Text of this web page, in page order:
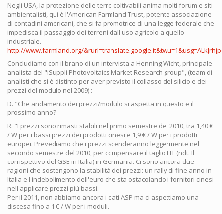
Negli USA, la protezione delle terre coltivabili anima molti forum e siti
ambientalisti, qui è l'American Farmland Trust, potente associazione
di contadini americani, che si fa promotrice di una legge federale che
impedisca il passaggio dei terreni dall'uso agricolo a quello
industriale.
http://www.farmland.org/
Concludiamo con il brano di un intervista a Henning Wicht, principale
analista del "iSuppli Photovoltaics Market Research group", (team di
analisti che si è distinto per aver previsto il collasso del silicio e dei
prezzi del modulo nel 2009) :
D. "Che andamento dei prezzi/modulo si aspetta in questo e il
prossimo anno?
R. "I prezzi sono rimasti stabili nel primo semestre del 2010, tra 1,40 €
/ W per i bassi prezzi dei prodotti cinesi e 1,9 € / W per i prodotti
europei. Prevediamo che i prezzi scenderanno leggermente nel
secondo semestre del 2010, per compensare il taglio FIT (ndt. Il
corrispettivo del GSE in Italia) in Germania. Ci sono ancora due
ragioni che sostengono la stabilità dei prezzi: un rally di fine anno in
Italia e l'indebolimento dell'euro che sta ostacolando i fornitori cinesi
nell'applicare prezzi più bassi.
Per il 2011, non abbiamo ancora i dati ASP ma ci aspettiamo una
discesa fino a 1 € / W per i moduli.